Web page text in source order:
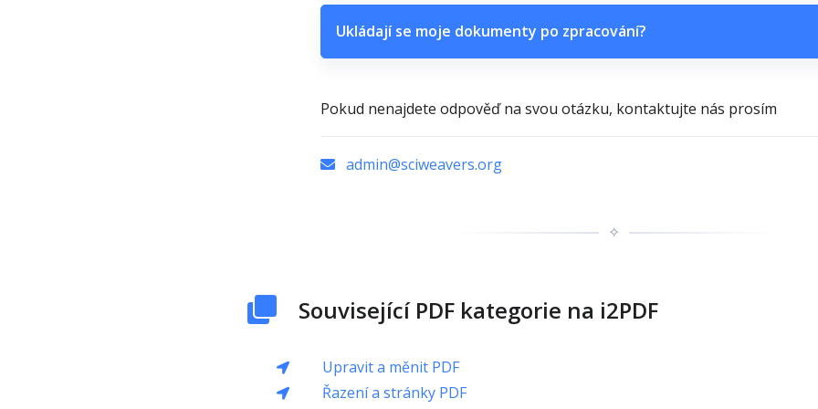
Ukládají se moje dokumenty po zpracování?
Pokud nenajdete odpověď na svou otázku, kontaktujte nás prosím
admin@sciweavers.org
✧
Související PDF kategorie na i2PDF
Upravit a měnit PDF
Řazení a stránky PDF